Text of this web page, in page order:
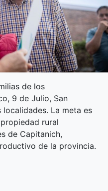
de los
9 de Julio, San
La meta es
rural
de Capitanich,
de la provincia.